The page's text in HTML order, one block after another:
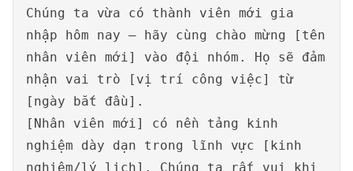
Chúng ta vừa có thành viên mới gia
nhập hôm nay – hãy cùng chào mừng [tên
nhân viên mới] vào đội nhóm. Họ sẽ đảm
nhận vai trò [vị trí công việc] từ
[ngày bắt đầu].
[Nhân viên mới] có nền tảng kinh
nghiệm dày dạn trong lĩnh vực [kinh
nghiệm/lý lịch]. Chúng ta rất vui khi